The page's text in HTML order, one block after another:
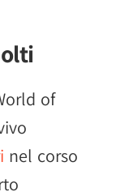
of
nel corso